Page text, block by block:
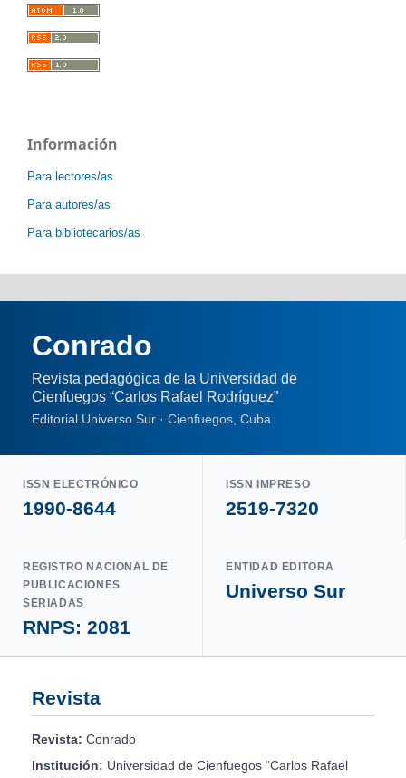
Información
Para lectores/as
Para autores/as
Para bibliotecarios/as
Conrado
Revista pedagógica de la Universidad de
Cienfuegos “Carlos Rafael Rodríguez”
Editorial Universo Sur · Cienfuegos, Cuba
ISSN ELECTRÓNICO
1990-8644
ISSN IMPRESO
2519-7320
REGISTRO NACIONAL DE
PUBLICACIONES
SERIADAS
RNPS: 2081
ENTIDAD EDITORA
Universo Sur
Revista
Revista: Conrado
Institución: Universidad de Cienfuegos “Carlos Rafael